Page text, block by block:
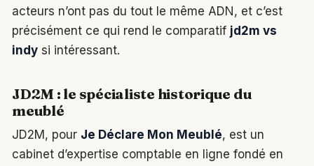
acteurs n’ont pas du tout le même ADN, et c’est
précisément ce qui rend le comparatif jd2m vs
indy si intéressant.
JD2M : le spécialiste historique du
meublé
JD2M, pour Je Déclare Mon Meublé, est un
cabinet d’expertise comptable en ligne fondé en